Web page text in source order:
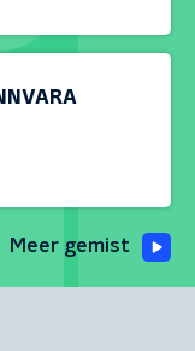
Meer gemist